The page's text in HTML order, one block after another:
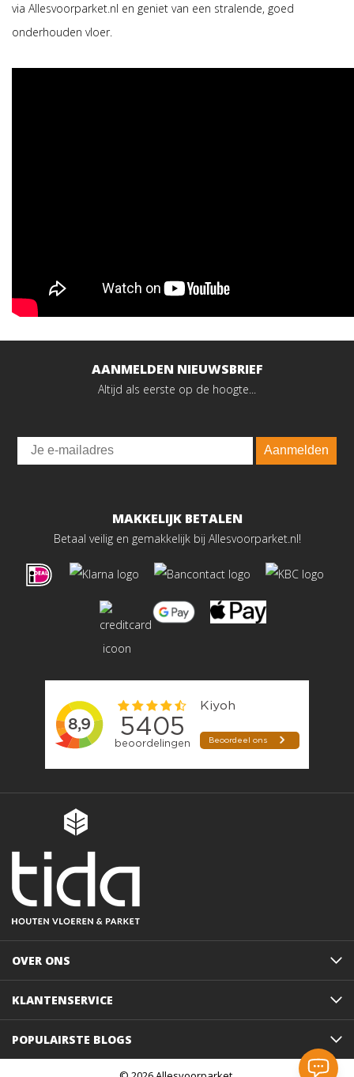
via Allesvoorparket.nl en geniet van een stralende, goed
onderhouden vloer.
AANMELDEN NIEUWSBRIEF
Altijd als eerste op de hoogte...
Email
Aanmelden
MAKKELIJK BETALEN
Betaal veilig en gemakkelijk bij Allesvoorparket.nl!
OVER ONS
KLANTENSERVICE
POPULAIRSTE BLOGS